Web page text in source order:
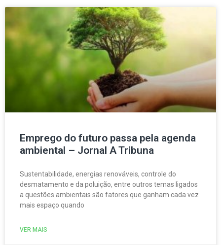
Emprego do futuro passa pela agenda
ambiental – Jornal A Tribuna
Sustentabilidade, energias renováveis, controle do
desmatamento e da poluição, entre outros temas ligados
a questões ambientais são fatores que ganham cada vez
mais espaço quando
VER MAIS